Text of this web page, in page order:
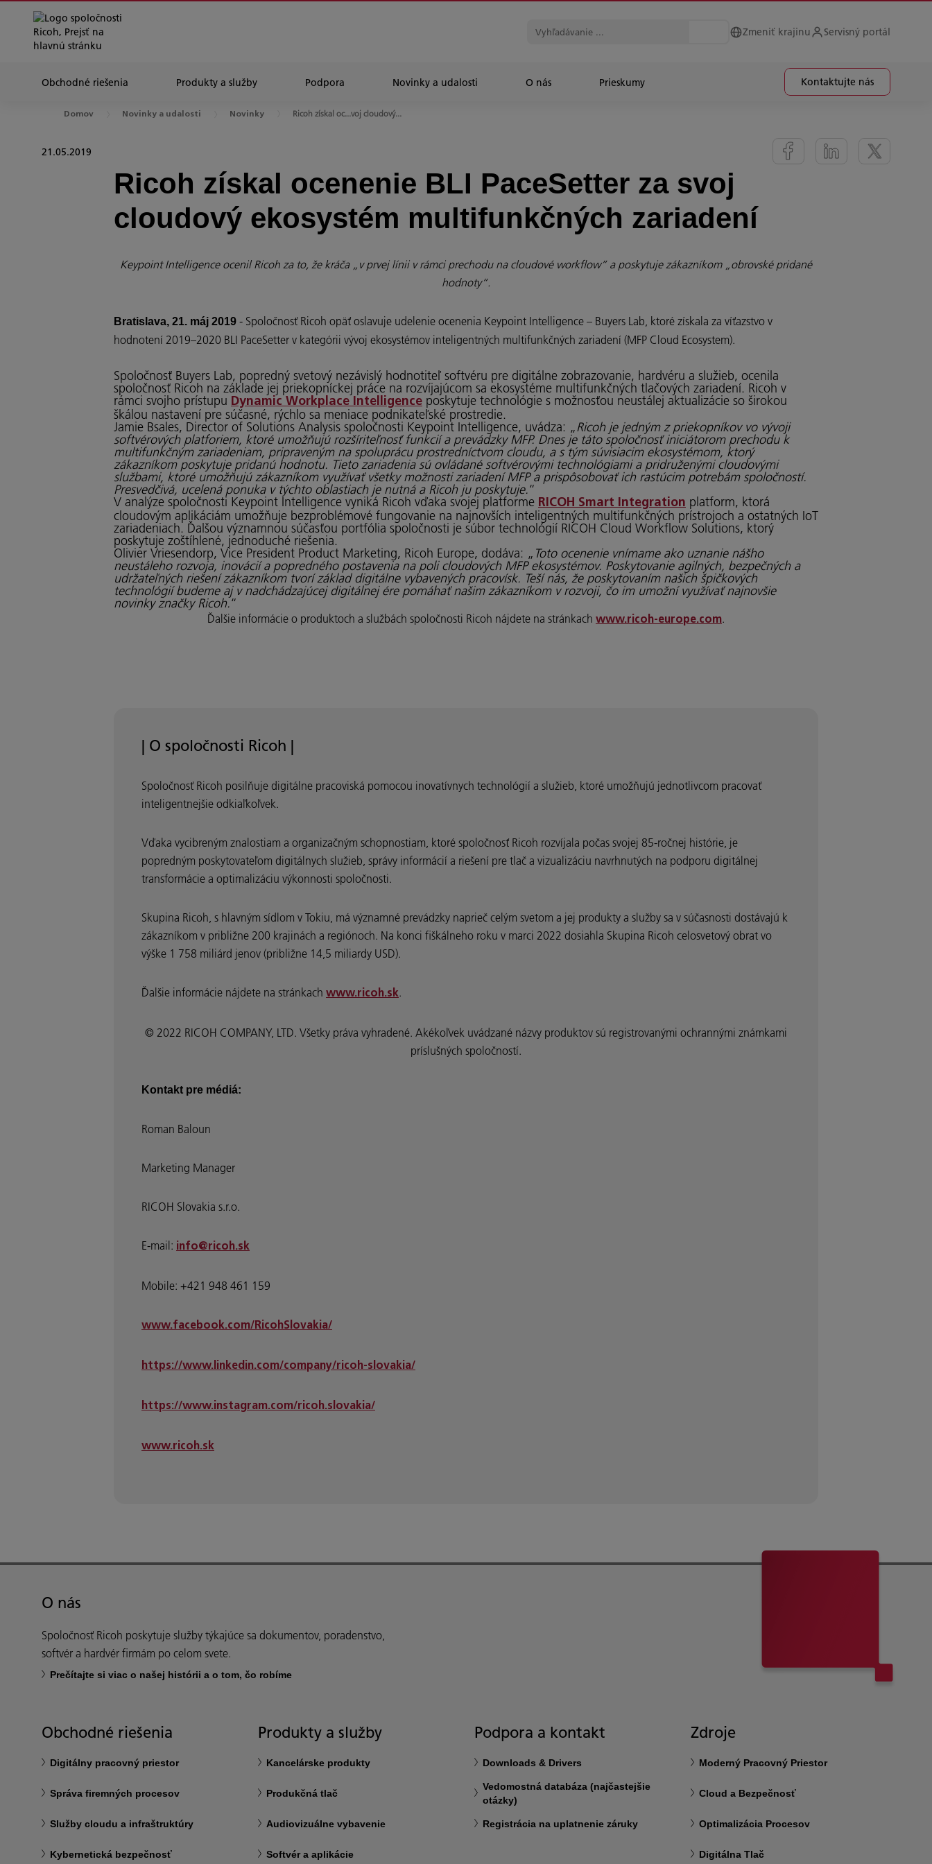
Zmeniť krajinu Servisný portál
Obchodné riešenia Produkty a služby Podpora Novinky a udalosti O nás Prieskumy Kontaktujte nás
Domov Novinky a udalosti Novinky Ricoh získal oc...voj cloudový...
21.05.2019
Ricoh získal ocenenie BLI PaceSetter za svoj
cloudový ekosystém multifunkčných zariadení
Keypoint Intelligence ocenil Ricoh za to, že kráča „v prvej línii v rámci prechodu na cloudové workflow” a poskytuje zákazníkom „obrovské pridané
hodnoty“.
Bratislava, 21. máj 2019 - Spoločnosť Ricoh opäť oslavuje udelenie ocenenia Keypoint Intelligence – Buyers Lab, ktoré získala za víťazstvo v
hodnotení 2019–2020 BLI PaceSetter v kategórii vývoj ekosystémov inteligentných multifunkčných zariadení (MFP Cloud Ecosystem).
Spoločnosť Buyers Lab, popredný svetový nezávislý hodnotiteľ softvéru pre digitálne zobrazovanie, hardvéru a služieb, ocenila
spoločnosť Ricoh na základe jej priekopníckej práce na rozvíjajúcom sa ekosystéme multifunkčných tlačových zariadení. Ricoh v
rámci svojho prístupu Dynamic Workplace Intelligence poskytuje technológie s možnosťou neustálej aktualizácie so širokou
škálou nastavení pre súčasné, rýchlo sa meniace podnikateľské prostredie.
Jamie Bsales, Director of Solutions Analysis spoločnosti Keypoint Intelligence, uvádza: „Ricoh je jedným z priekopníkov vo vývoji
softvérových platforiem, ktoré umožňujú rozšíriteľnosť funkcií a prevádzky MFP. Dnes je táto spoločnosť iniciátorom prechodu k
multifunkčným zariadeniam, pripraveným na spoluprácu prostredníctvom cloudu, a s tým súvisiacim ekosystémom, ktorý
zákazníkom poskytuje pridanú hodnotu. Tieto zariadenia sú ovládané softvérovými technológiami a pridruženými cloudovými
službami, ktoré umožňujú zákazníkom využívať všetky možnosti zariadení MFP a prispôsobovať ich rastúcim potrebám spoločností.
Presvedčivá, ucelená ponuka v týchto oblastiach je nutná a Ricoh ju poskytuje.“
V analýze spoločnosti Keypoint Intelligence vyniká Ricoh vďaka svojej platforme RICOH Smart Integration platform, ktorá
cloudovým aplikáciám umožňuje bezproblémové fungovanie na najnovších inteligentných multifunkčných prístrojoch a ostatných IoT
zariadeniach. Ďalšou významnou súčasťou portfólia spoločnosti je súbor technológií RICOH Cloud Workflow Solutions, ktorý
poskytuje zoštíhlené, jednoduché riešenia.
Olivier Vriesendorp, Vice President Product Marketing, Ricoh Europe, dodáva: „ Toto ocenenie vnímame ako uznanie nášho
neustáleho rozvoja, inovácií a popredného postavenia na poli cloudových MFP ekosystémov. Poskytovanie agilných, bezpečných a
udržateľných riešení zákazníkom tvorí základ digitálne vybavených pracovísk. Teší nás, že poskytovaním našich špičkových
technológií budeme aj v nadchádzajúcej digitálnej ére pomáhať našim zákazníkom v rozvoji, čo im umožní využívať najnovšie
novinky značky Ricoh.“
Ďalšie informácie o produktoch a službách spoločnosti Ricoh nájdete na stránkach www.ricoh-europe.com.
| O spoločnosti Ricoh |
Spoločnosť Ricoh posilňuje digitálne pracoviská pomocou inovatívnych technológií a služieb, ktoré umožňujú jednotlivcom pracovať
inteligentnejšie odkiaľkoľvek.
Vďaka vycibreným znalostiam a organizačným schopnostiam, ktoré spoločnosť Ricoh rozvíjala počas svojej 85-ročnej histórie, je
popredným poskytovateľom digitálnych služieb, správy informácií a riešení pre tlač a vizualizáciu navrhnutých na podporu digitálnej
transformácie a optimalizáciu výkonnosti spoločnosti.
Skupina Ricoh, s hlavným sídlom v Tokiu, má významné prevádzky naprieč celým svetom a jej produkty a služby sa v súčasnosti dostávajú k
zákazníkom v približne 200 krajinách a regiónoch. Na konci fiškálneho roku v marci 2022 dosiahla Skupina Ricoh celosvetový obrat vo
výške 1 758 miliárd jenov (približne 14,5 miliardy USD).
Ďalšie informácie nájdete na stránkach www.ricoh.sk.
© 2022 RICOH COMPANY, LTD. Všetky práva vyhradené. Akékoľvek uvádzané názvy produktov sú registrovanými ochrannými známkami
príslušných spoločností.
Kontakt pre médiá:
Roman Baloun
Marketing Manager
RICOH Slovakia s.r.o.
E-mail: info@ricoh.sk
Mobile: +421 948 461 159
www.facebook.com/RicohSlovakia/
https://www.linkedin.com/company/ricoh-slovakia/
https://www.instagram.com/ricoh.slovakia/
www.ricoh.sk
O nás
Spoločnosť Ricoh poskytuje služby týkajúce sa dokumentov, poradenstvo,
softvér a hardvér firmám po celom svete.
Prečítajte si viac o našej histórii a o tom, čo robíme
Obchodné riešenia
Digitálny pracovný priestor
Správa firemných procesov
Služby cloudu a infraštruktúry
Kybernetická bezpečnosť
Produkty a služby
Kancelárske produkty
Produkčná tlač
Audiovizuálne vybavenie
Softvér a aplikácie
Podpora a kontakt
Downloads & Drivers
Vedomostná databáza (najčastejšie
otázky)
Registrácia na uplatnenie záruky
Zdroje
Moderný Pracovný Priestor
Cloud a Bezpečnosť
Optimalizácia Procesov
Digitálna Tlač